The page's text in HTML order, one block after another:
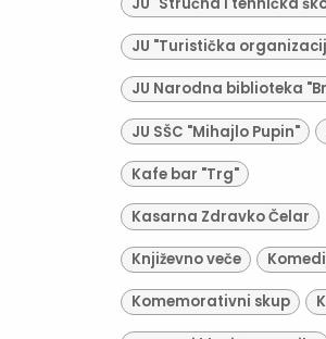
JU SŠC "Mihajlo Pupin"
Kafe bar "Trg"
Kasarna Zdravko Čelar
Književno veče
Komemorativni skup